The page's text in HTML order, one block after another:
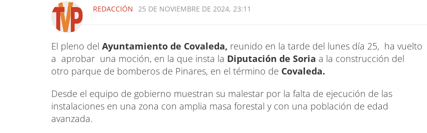
REDACCIÓN 25 DE NOVIEMBRE DE 2024, 23:11
El pleno del Ayuntamiento de Covaleda, reunido en la tarde del lunes día 25, ha vuelto
a aprobar una moción, en la que insta la Diputación de Soria a la construcción del
otro parque de bomberos de Pinares, en el término de Covaleda.
Desde el equipo de gobierno muestran su malestar por la falta de ejecución de las
instalaciones en una zona con amplia masa forestal y con una población de edad
avanzada.